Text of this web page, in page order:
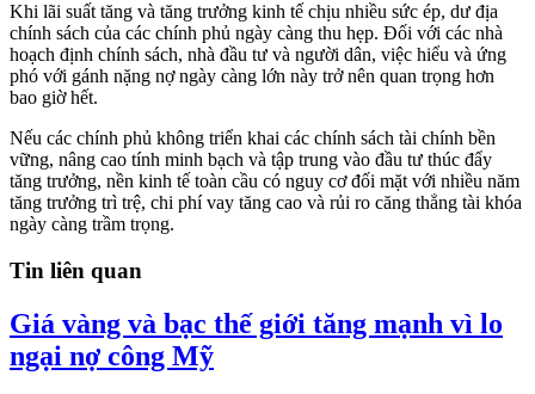
Khi lãi suất tăng và tăng trưởng kinh tế chịu nhiều sức ép, dư địa
chính sách của các chính phủ ngày càng thu hẹp. Đối với các nhà
hoạch định chính sách, nhà đầu tư và người dân, việc hiểu và ứng
phó với gánh nặng nợ ngày càng lớn này trở nên quan trọng hơn
bao giờ hết.
Nếu các chính phủ không triển khai các chính sách tài chính bền
vững, nâng cao tính minh bạch và tập trung vào đầu tư thúc đẩy
tăng trưởng, nền kinh tế toàn cầu có nguy cơ đối mặt với nhiều năm
tăng trưởng trì trệ, chi phí vay tăng cao và rủi ro căng thẳng tài khóa
ngày càng trầm trọng.
Tin liên quan
Giá vàng và bạc thế giới tăng mạnh vì lo
ngại nợ công Mỹ